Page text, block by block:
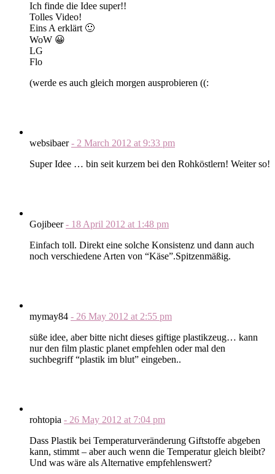
Ich finde die Idee super!!
Tolles Video!
Eins A erklärt 🙂
WoW 😀
LG
Flo
(werde es auch gleich morgen ausprobieren ((:
websibaer- 2 March 2012 at 9:33 pm
Super Idee … bin seit kurzem bei den Rohköstlern! Weiter so!
Gojibeer- 18 April 2012 at 1:48 pm
Einfach toll. Direkt eine solche Konsistenz und dann auch
noch verschiedene Arten von “Käse”.Spitzenmäßig.
mymay84 - 26 May 2012 at 2:55 pm
süße idee, aber bitte nicht dieses giftige plastikzeug… kann
nur den film plastic planet empfehlen oder mal den
suchbegriff “plastik im blut” eingeben..
rohtopia - 26 May 2012 at 7:04 pm
Dass Plastik bei Temperaturveränderung Giftstoffe abgeben
kann, stimmt – aber auch wenn die Temperatur gleich bleibt?
Und was wäre als Alternative empfehlenswert?